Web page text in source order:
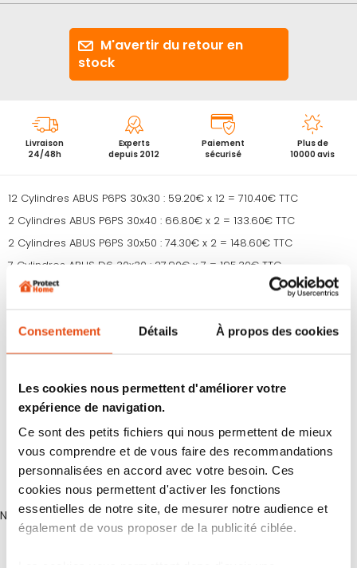
Consentement Détails À propos des cookies
Les cookies nous permettent d'améliorer votre
expérience de navigation.
Ce sont des petits fichiers qui nous permettent de mieux
vous comprendre et de vous faire des recommandations
personnalisées en accord avec votre besoin. Ces
cookies nous permettent d'activer les fonctions
essentielles de notre site, de mesurer notre audience et
également de vous proposer de la publicité ciblée.
d’images
12 Cylindres ABUS P6PS 30x30 : 59.20€ x 12 = 710.40€ TTC
2 Cylindres ABUS P6PS 30x40 : 66.80€ x 2 = 133.60€ TTC
2 Cylindres ABUS P6PS 30x50 : 74.30€ x 2 = 148.60€ TTC
7 Cylindres ABUS D6 30x30 : 27.90€ x 7 = 195.30€ TTC
10 Clés Pass Partiels cylindre P6PS : 32.40€ x 10 = 324€ TTC
Soit 1511.90€ TTC
M'avertir du retour en
stock
Livraison
24/48h
Experts
depuis 2012
Paiement
sécurisé
Plus de
10000 avis
Produit configurateur
Non